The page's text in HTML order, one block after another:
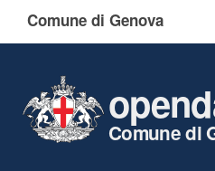
Comune di Genova
Comune di